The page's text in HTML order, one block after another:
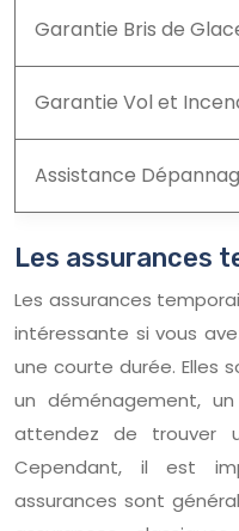
Garantie Bris de
Garantie Vol et
Assistance
Les assurances
Les assurances
intéressante si vous
une courte durée. Elles
un déménagement,
attendez de trouver
Cependant, il est
assurances sont